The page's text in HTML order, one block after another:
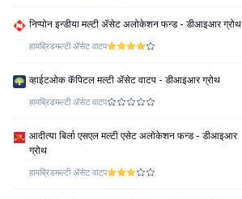
निप्पोन इन्डीया मल्टी ॲसेट अलोकेशन फन्ड - डीआइआर ग्रोथ
हायब्रिडमल्टी ॲसेट वाटप
व्हाईटओक कॅपिटल मल्टी ॲसेट वाटप - डीआइआर ग्रोथ
हायब्रिडमल्टी ॲसेट वाटप
आदीत्या बिर्ला एसएल मल्टी एसेट अलोकेशन फन्ड - डीआइआर
ग्रोथ
हायब्रिडमल्टी ॲसेट वाटप